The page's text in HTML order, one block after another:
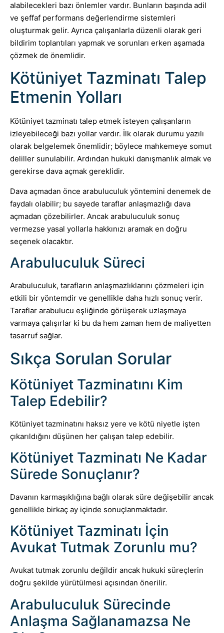
alabilecekleri bazı önlemler vardır. Bunların başında adil
ve şeffaf performans değerlendirme sistemleri
oluşturmak gelir. Ayrıca çalışanlarla düzenli olarak geri
bildirim toplantıları yapmak ve sorunları erken aşamada
çözmek de önemlidir.
Kötüniyet Tazminatı Talep
Etmenin Yolları
Kötüniyet tazminatı talep etmek isteyen çalışanların
izleyebileceği bazı yollar vardır. İlk olarak durumu yazılı
olarak belgelemek önemlidir; böylece mahkemeye somut
deliller sunulabilir. Ardından hukuki danışmanlık almak ve
gerekirse dava açmak gereklidir.
Dava açmadan önce arabuluculuk yöntemini denemek de
faydalı olabilir; bu sayede taraflar anlaşmazlığı dava
açmadan çözebilirler. Ancak arabuluculuk sonuç
vermezse yasal yollarla hakkınızı aramak en doğru
seçenek olacaktır.
Arabuluculuk Süreci
Arabuluculuk, tarafların anlaşmazlıklarını çözmeleri için
etkili bir yöntemdir ve genellikle daha hızlı sonuç verir.
Taraflar arabulucu eşliğinde görüşerek uzlaşmaya
varmaya çalışırlar ki bu da hem zaman hem de maliyetten
tasarruf sağlar.
Sıkça Sorulan Sorular
Kötüniyet Tazminatını Kim
Talep Edebilir?
Kötüniyet tazminatını haksız yere ve kötü niyetle işten
çıkarıldığını düşünen her çalışan talep edebilir.
Kötüniyet Tazminatı Ne Kadar
Sürede Sonuçlanır?
Davanın karmaşıklığına bağlı olarak süre değişebilir ancak
genellikle birkaç ay içinde sonuçlanmaktadır.
Kötüniyet Tazminatı İçin
Avukat Tutmak Zorunlu mu?
Avukat tutmak zorunlu değildir ancak hukuki süreçlerin
doğru şekilde yürütülmesi açısından önerilir.
Arabuluculuk Sürecinde
Anlaşma Sağlanamazsa Ne